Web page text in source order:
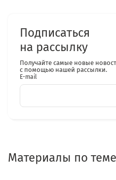
Подписаться
на рассылку
Получайте самые новые
с помощью нашей рассылки.
E-mail
Материалы по теме